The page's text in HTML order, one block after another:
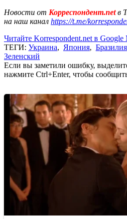
Новости от Корреспондент.netв
на наш канал https://t.me/
Читайте Korrespondent.net в Google
ТЕГИ: Украина, Япония, Бразилия
Зеленский
Если вы заметили ошибку,
нажмите Ctrl+Enter, чтобы